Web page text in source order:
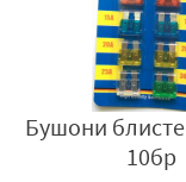
Бушони
10бр